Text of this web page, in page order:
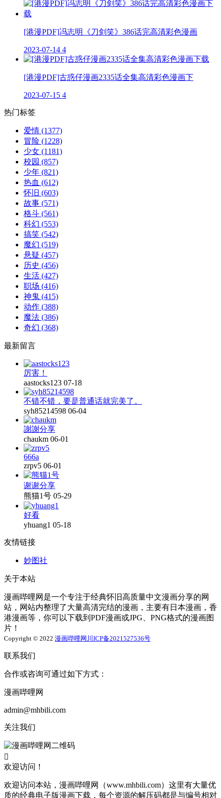
[港漫PDF]冯志明《刀剑笑》386话完高清彩色漫画
2023-07-14 4
[港漫PDF]古惑仔漫画2335话全集高清彩色漫画下
2023-07-15 4
热门标签
爱情 (1377)
冒险 (1228)
少女 (1181)
校园 (857)
少年 (821)
热血 (612)
怀旧 (603)
故事 (571)
格斗 (561)
科幻 (553)
搞笑 (542)
魔幻 (519)
悬疑 (457)
历史 (456)
生活 (427)
职场 (416)
神鬼 (415)
动作 (388)
魔法 (386)
奇幻 (368)
最新留言
厉害！
aastocks123 07-18
不错不错，要是普通话就完美了。
syh85214598 06-04
謝謝分享
chaukm 06-01
666a
zrpv5 06-01
谢谢分享
熊猫1号 05-29
好看
yhuang1 05-18
友情链接
妙图社
关于本站
漫画哔哩网是一个专注于经典怀旧高质量中文漫画分享的网
站，网站内整理了大量高清完结的漫画，主要有日本漫画，香
港漫画等，你可以下载到PDF漫画或JPG、PNG格式的漫画图
片！
Copyright © 2022 漫画哔哩网 川ICP备2021527536号
联系我们
合作或咨询可通过如下方式：
漫画哔哩网
admin@mhbili.com
关注我们

欢迎访问！
欢迎访问本站，漫画哔哩网（www.mhbili.com）这里有大量优
质的经典电子版漫画下载，每个资源的解压码都是与编号相对